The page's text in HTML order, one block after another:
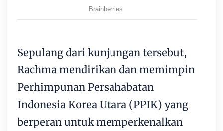
Sepulang dari kunjungan tersebut,
Rachma mendirikan dan memimpin
Perhimpunan Persahabatan
Indonesia Korea Utara (PPIK) yang
berperan untuk memperkenalkan